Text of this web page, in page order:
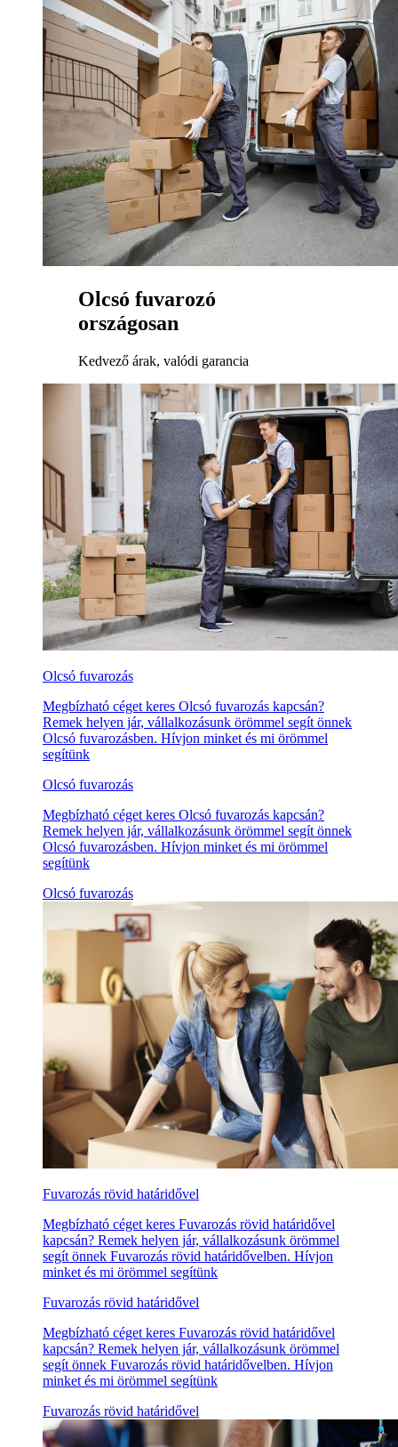
Olcsó fuvarozó
országosan
Kedvező árak, valódi garancia
Olcsó fuvarozás
Megbízható céget keres Olcsó fuvarozás kapcsán?
Remek helyen jár, vállalkozásunk örömmel segít önnek
Olcsó fuvarozásben. Hívjon minket és mi örömmel
segítünk
Olcsó fuvarozás
Megbízható céget keres Olcsó fuvarozás kapcsán?
Remek helyen jár, vállalkozásunk örömmel segít önnek
Olcsó fuvarozásben. Hívjon minket és mi örömmel
segítünk
Olcsó fuvarozás
Fuvarozás rövid határidővel
Megbízható céget keres Fuvarozás rövid határidővel
kapcsán? Remek helyen jár, vállalkozásunk örömmel
segít önnek Fuvarozás rövid határidővelben. Hívjon
minket és mi örömmel segítünk
Fuvarozás rövid határidővel
Megbízható céget keres Fuvarozás rövid határidővel
kapcsán? Remek helyen jár, vállalkozásunk örömmel
segít önnek Fuvarozás rövid határidővelben. Hívjon
minket és mi örömmel segítünk
Fuvarozás rövid határidővel